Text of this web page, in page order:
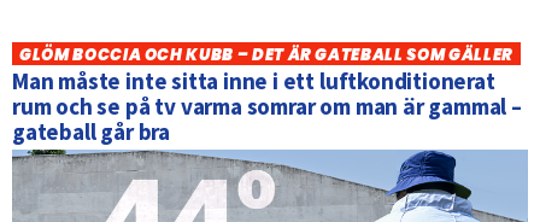
GLÖM BOCCIA OCH KUBB – DET ÄR GATEBALL SOM GÄLLER
Man måste inte sitta inne i ett luftkonditionerat
rum och se på tv varma somrar om man är gammal –
gateball går bra